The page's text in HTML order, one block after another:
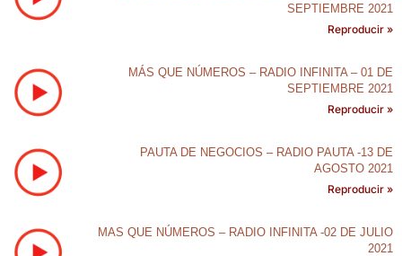
SEPTIEMBRE 2021
Reproducir »
MÁS QUE NÚMEROS – RADIO INFINITA – 01 DE
SEPTIEMBRE 2021
Reproducir »
PAUTA DE NEGOCIOS – RADIO PAUTA -13 DE
AGOSTO 2021
Reproducir »
MAS QUE NÚMEROS – RADIO INFINITA -02 DE JULIO
2021